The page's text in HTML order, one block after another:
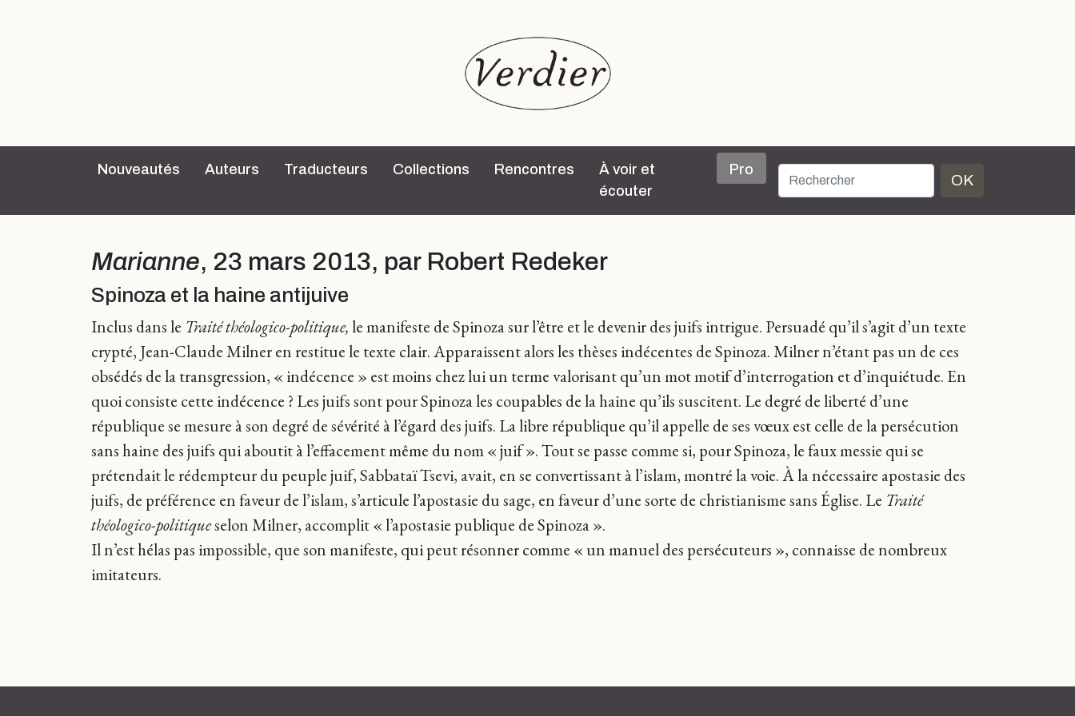
Nouveautés Auteurs Traducteurs Collections Rencontres
À voir et
écouter
Pro
OK
Marianne, 23 mars 2013, par Robert Redeker
Spinoza et la haine antijuive
Inclus dans le Traité théologico-politique,le manifeste de Spinoza sur l’être et le devenir des juifs intrigue. Persuadé qu’il s’agit d’un texte
crypté, Jean-Claude Milner en restitue le texte clair. Apparaissent alors les thèses indécentes de Spinoza. Milner n’étant pas un de ces
obsédés de la transgression, « indécence » est moins chez lui un terme valorisant qu’un mot motif d’interrogation et d’inquiétude. En
quoi consiste cette indécence ? Les juifs sont pour Spinoza les coupables de la haine qu’ils suscitent. Le degré de liberté d’une
république se mesure à son degré de sévérité à l’égard des juifs. La libre république qu’il appelle de ses vœux est celle de la persécution
sans haine des juifs qui aboutit à l’effacement même du nom « juif ». Tout se passe comme si, pour Spinoza, le faux messie qui se
prétendait le rédempteur du peuple juif, Sabbataï Tsevi, avait, en se convertissant à l’islam, montré la voie. À la nécessaire apostasie des
juifs, de préférence en faveur de l’islam, s’articule l’apostasie du sage, en faveur d’une sorte de christianisme sans Église. Le Traité
théologico-politiqueselon Milner, accomplit « l’apostasie publique de Spinoza ».
Il n’est hélas pas impossible, que son manifeste, qui peut résonner comme « un manuel des persécuteurs », connaisse de nombreux
imitateurs.